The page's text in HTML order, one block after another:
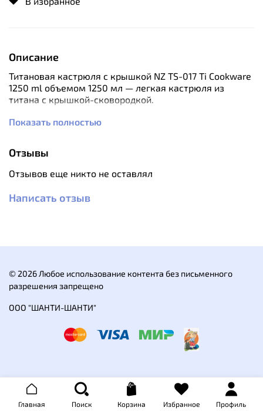
Описание
Титановая кастрюля с крышкой NZ TS-017 Ti Cookware
1250 ml объемом 1250 мл — легкая кастрюля из
титана с крышкой-сковородкой.
Преимущества набора посуды NZ TS-017:
прочность материала;
силиконом;
наборами посуды;
Объём: 1250/800 мл
Показать полностью
Отзывы
Отзывов еще никто не оставлял
Написать отзыв
© 2026 Любое использование контента без письменного
разрешения запрещено
ООО "ШАНТИ-ШАНТИ"
Главная Поиск Корзина Избранное Профиль